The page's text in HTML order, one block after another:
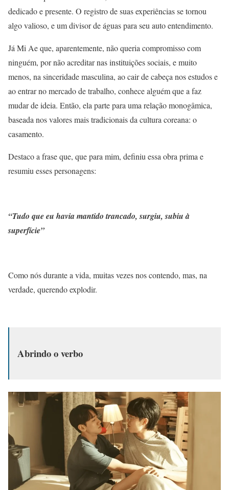
dedicado e presente. O registro de suas experiências se tornou
algo valioso, e um divisor de águas para seu auto entendimento.
Já Mi Ae que, aparentemente, não queria compromisso com
ninguém, por não acreditar nas instituições sociais, e muito
menos, na sinceridade masculina, ao cair de cabeça nos estudos e
ao entrar no mercado de trabalho, conhece alguém que a faz
mudar de ideia. Então, ela parte para uma relação monogâmica,
baseada nos valores mais tradicionais da cultura coreana: o
casamento.
Destaco a frase que, que para mim, definiu essa obra prima e
resumiu esses personagens:
“Tudo que eu havia mantido trancado, surgiu, subiu à
superfície”
Como nós durante a vida, muitas vezes nos contendo, mas, na
verdade, querendo explodir.
Abrindo o verbo